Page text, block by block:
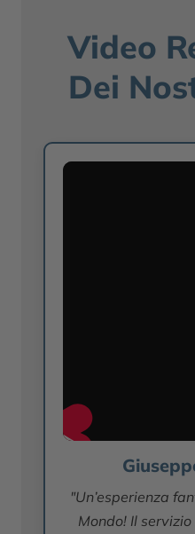
Video
Dei
"Un’esperienza
Mondo! Il